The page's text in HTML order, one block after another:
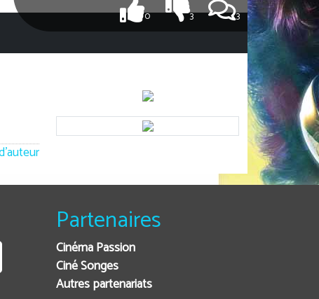
3
3
0
Partenaires
Cinéma Passion
Ciné Songes
Autres partenariats